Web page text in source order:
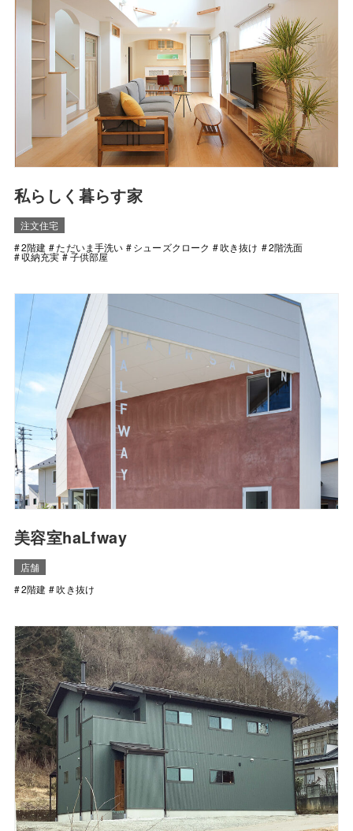
私らしく暮らす家
注文住宅
2階建
ただいま手洗い シューズクローク 吹き抜け 2階洗面
収納充実 子供部屋
美容室haLfway
店舗
2階建
吹き抜け